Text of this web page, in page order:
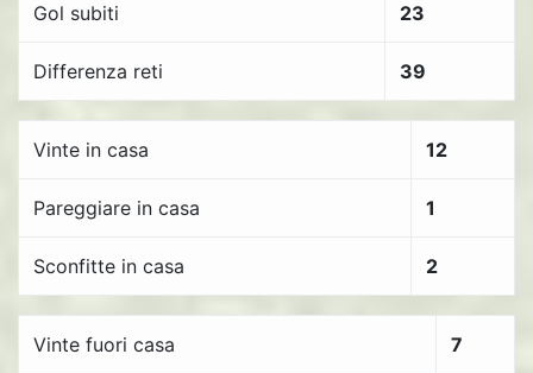
Gol subiti 23
Differenza reti 39
Vinte in casa 12
Pareggiare in casa 1
Sconfitte in casa 2
Vinte fuori casa 7